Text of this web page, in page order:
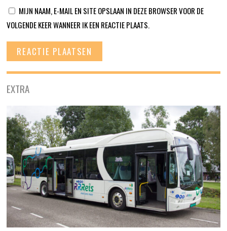
MIJN NAAM, E-MAIL EN SITE OPSLAAN IN DEZE BROWSER VOOR DE
VOLGENDE KEER WANNEER IK EEN REACTIE PLAATS.
EXTRA